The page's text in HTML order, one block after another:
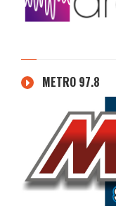
METRO 97.8